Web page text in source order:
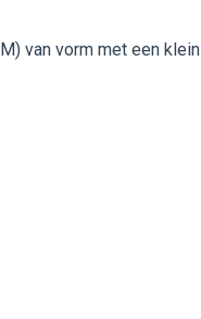
van vorm met een klein